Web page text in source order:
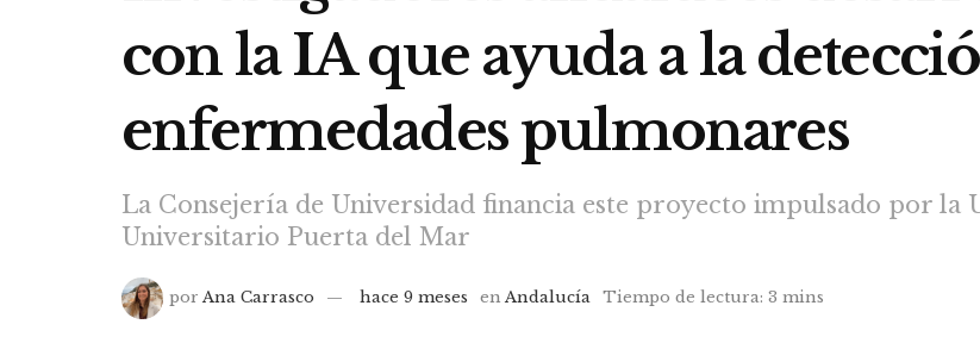
con la IA que ayuda a la
enfermedades pulmonares
La Consejería de Universidad financia este proyecto impulsado por la
Universitario Puerta del Mar
por Ana Carrasco hace 9 meses en Andalucía Tiempo de lectura: 3 mins